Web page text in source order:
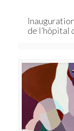
de l’hôpital